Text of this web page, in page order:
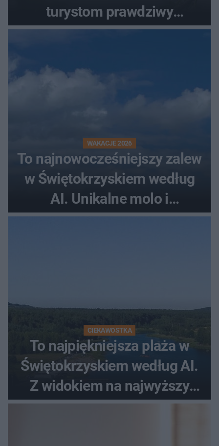
turystom prawdziwy
rollercoaster
WAKACJE 2026
To najnowocześniejszy zalew
w Świętokrzyskiem według
AI. Unikalne molo i
promenada
CIEKAWOSTKA
To najpiękniejsza plaża w
Świętokrzyskiem według AI.
Z widokiem na najwyższy
szczyt Gór Świętokrzyskich